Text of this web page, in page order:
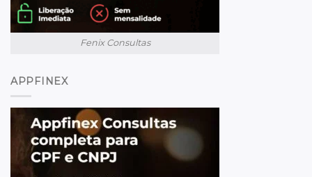
Fenix Consultas
APPFINEX